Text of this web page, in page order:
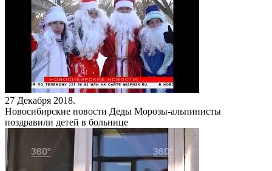
27 Декабря 2018.
Новосибирские новости Деды Морозы-альпинисты
поздравили детей в больнице